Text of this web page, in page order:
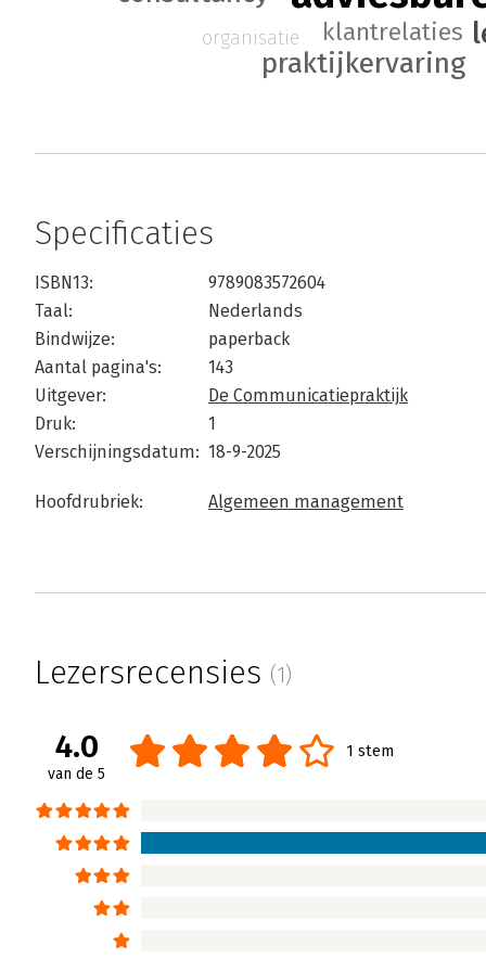
praktijkervaring
klantrelaties
organisatie
Specificaties
ISBN13:
9789083572604
Taal:
Nederlands
Bindwijze:
paperback
Aantal pagina's:
143
Uitgever:
De Communicatiepraktijk
Druk:
1
Verschijningsdatum: 18-9-2025
Hoofdrubriek: Algemeen management
Lezersrecensies (1)
4.0
van de 5
1 stem